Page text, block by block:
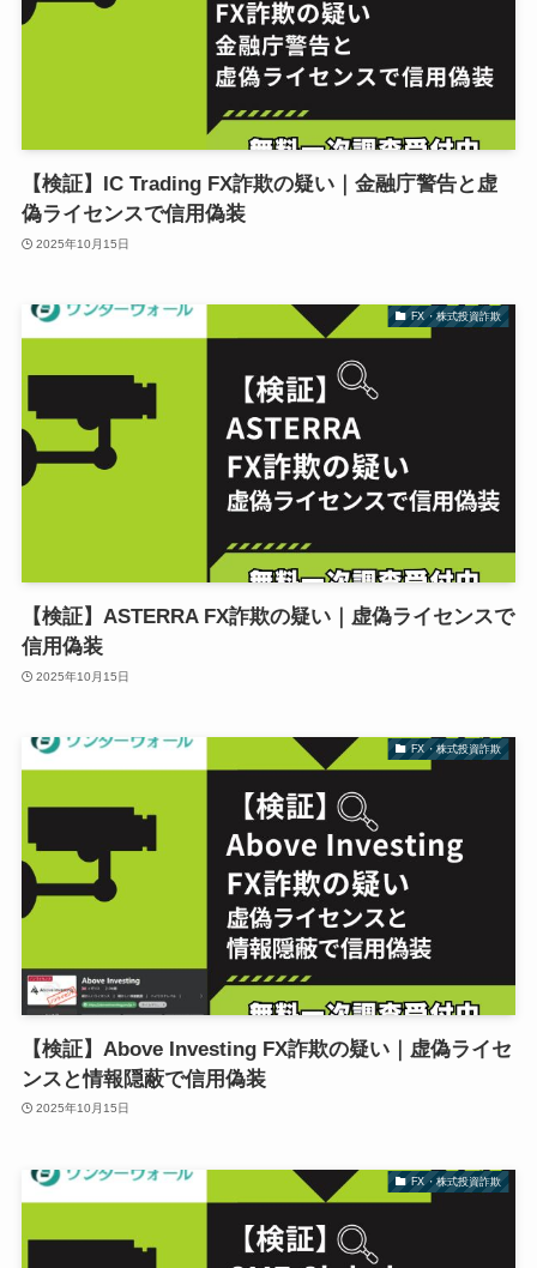
【検証】IC Trading FX詐欺の疑い｜金融庁警告と虚
偽ライセンスで信用偽装
2025年10月15日
FX・株式投資詐欺
【検証】ASTERRA FX詐欺の疑い｜虚偽ライセンスで
信用偽装
2025年10月15日
FX・株式投資詐欺
【検証】Above Investing FX詐欺の疑い｜虚偽ライセ
ンスと情報隠蔽で信用偽装
2025年10月15日
FX・株式投資詐欺